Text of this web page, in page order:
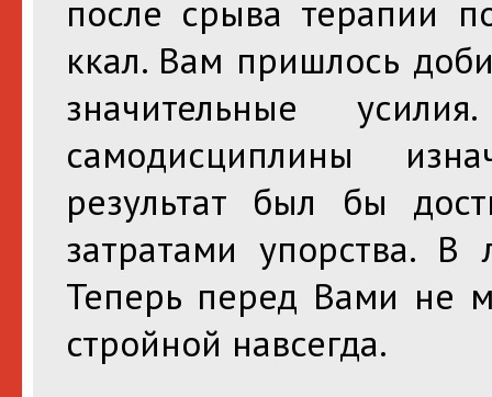
после срыва терапии
ккал. Вам пришлось
значительные
самодисциплины
результат был бы
затратами упорства.
Теперь перед Вами не
стройной навсегда.